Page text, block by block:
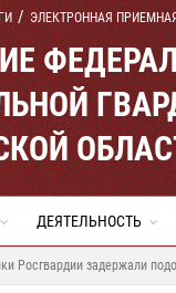
ЭЛЕКТРОННАЯ
ДЕЯТЕЛЬНОСТЬ
Росгвардии задержали